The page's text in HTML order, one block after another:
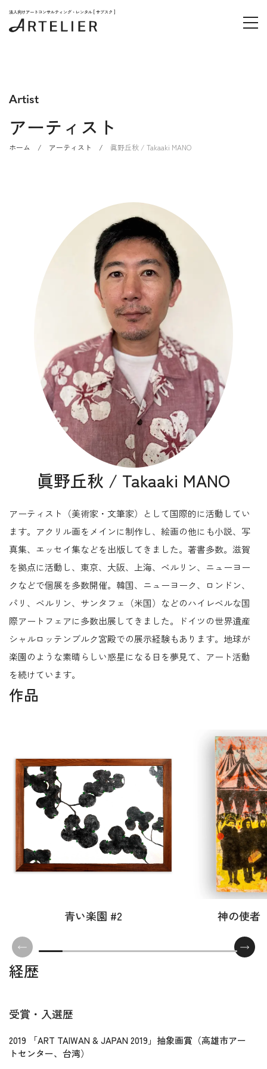
法人向けアートコンサルティング・レンタル [ サブスク ]
Artist
アーティスト
ホーム / アーティスト / 眞野丘秋 / Takaaki MANO
眞野丘秋 / Takaaki MANO
アーティスト（美術家・文筆家）として国際的に活動してい
ます。アクリル画をメインに制作し、絵画の他にも小説、写
真集、エッセイ集などを出版してきました。著書多数。滋賀
を拠点に活動し、東京、大阪、上海、ベルリン、ニューヨー
クなどで個展を多数開催。韓国、ニューヨーク、ロンドン、
パリ、ベルリン、サンタフェ（米国）などのハイレベルな国
際アートフェアに多数出展してきました。ドイツの世界遺産
シャルロッテンブルク宮殿での展示経験もあります。地球が
楽園のような素晴らしい惑星になる日を夢見て、アート活動
を続けています。
作品
青い楽園 #2 神の使
経歴
受賞・入選歴
2019 「ART TAIWAN & JAPAN 2019」抽象画賞（高雄市アー
トセンター、台湾）